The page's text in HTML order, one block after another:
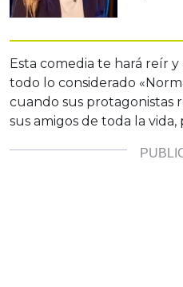
Esta comedia te hará reír
todo lo considerado
cuando sus protagonistas
sus amigos de toda la